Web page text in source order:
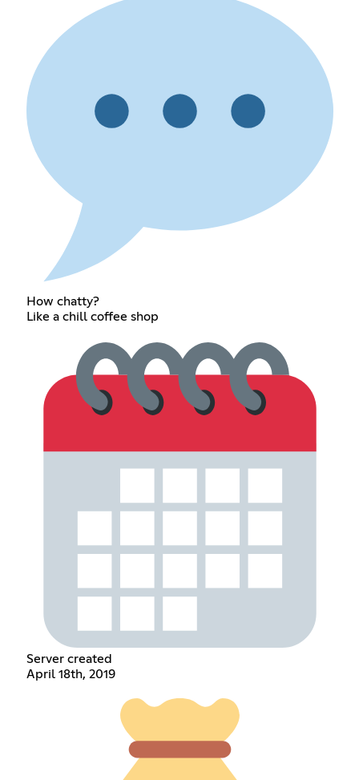
How chatty?
Like a chill coffee shop
Server created
April 18th, 2019